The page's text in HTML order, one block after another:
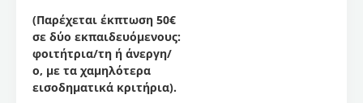
(Παρέχεται έκπτωση 50€
σε δύο εκπαιδευόμενους:
φοιτήτρια/τη ή άνεργη/
ο, με τα χαμηλότερα
εισοδηματικά κριτήρια).